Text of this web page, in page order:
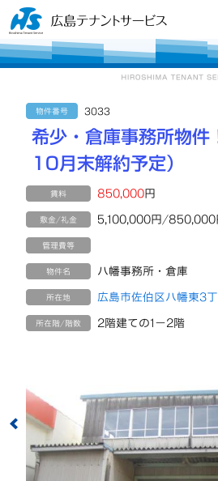
物件番号 3033
希少・倉庫事務所物
10月末解約予定）
賃料 850,000円
敷金/礼金 5,100,000円/850,000
管理費等
物件名 八幡事務所・倉庫
所在地 広島市佐伯区八幡東3
所在階/階数 2階建ての1－2階